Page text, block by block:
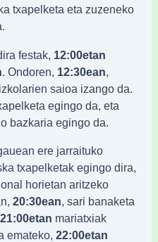
txapelketa eta zuzeneko
festak, 12:00etan
. Ondoren, 12:30ean
saioa izango da.
egingo da, eta
bazkaria egingo da.
ere jarraituko
txapelketak egingo dira,
horietan aritzeko
20:30ean, sari banaketa
21:00etan mariatxiak
emateko,22:00etan